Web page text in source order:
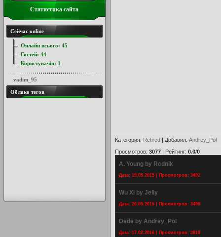
Категория: Retired | Добавил: Andrey_Pol
Просмотров: 3077 | Рейтинг: 0.0/0
A. Young by Rednik
Дата: 19.05.2015 | Просмотров: 3402
Wu Xi by Jelly
Дата: 26.05.2015 | Просмотров: 3496
Dede by Andrey_Pol
Дата: 17.02.2016 | Просмотров: 3810
Статистика сайта
Сейчас online
Онлайн всього: 45
Гостей: 44
Користувачів: 1
vadim_95
Облако тегов